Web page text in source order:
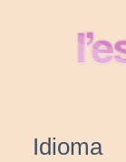
Idioma